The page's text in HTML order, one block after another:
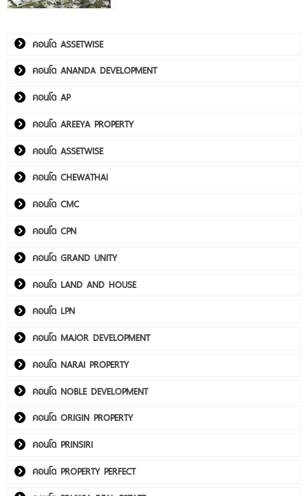
คอนโด ASSETWISE
คอนโด ANANDA DEVELOPMENT
คอนโด AP
คอนโด AREEYA PROPERTY
คอนโด ASSETWISE
คอนโด CHEWATHAI
คอนโด CMC
คอนโด CPN
คอนโด GRAND UNITY
คอนโด LAND AND HOUSE
คอนโด LPN
คอนโด MAJOR DEVELOPMENT
คอนโด NARAI PROPERTY
คอนโด NOBLE DEVELOPMENT
คอนโด ORIGIN PROPERTY
คอนโด PRINSIRI
คอนโด PROPERTY PERFECT